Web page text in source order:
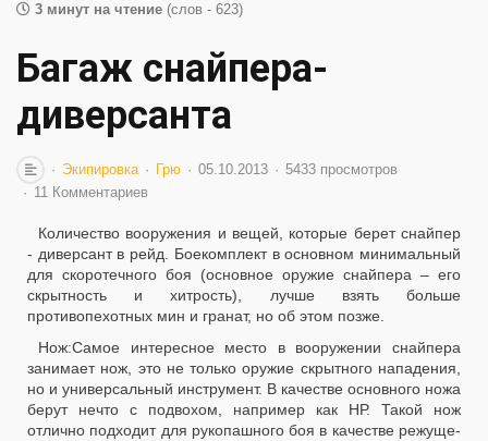
3 минут на чтение (слов - 623)
Багаж снайпера-
диверсанта
Экипировка Грю 05.10.2013
5433 просмотров
11 Комментариев
Количество вооружения и вещей, которые берет снайпер
- диверсант в рейд. Боекомплект в основном минимальный
для скоротечного боя (основное оружие снайпера – его
скрытность и хитрость), лучше взять больше
противопехотных мин и гранат, но об этом позже.
Нож:Самое интересное место в вооружении снайпера
занимает нож, это не только оружие скрытного нападения,
но и универсальный инструмент. В качестве основного ножа
берут нечто с подвохом, например как НР. Такой нож
отлично подходит для рукопашного боя в качестве режуще-